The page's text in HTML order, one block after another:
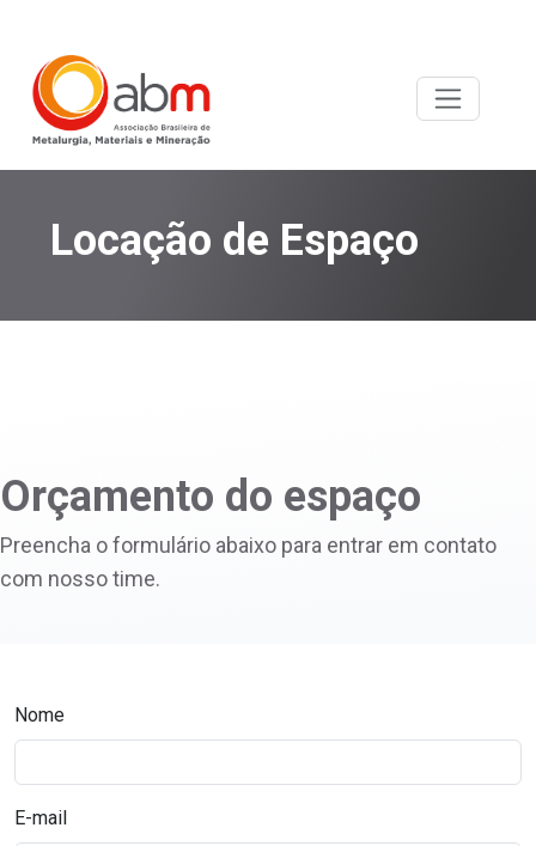
Locação de Espaço
Orçamento do espaço
Preencha o formulário abaixo para entrar em contato
com nosso time.
Nome
E-mail